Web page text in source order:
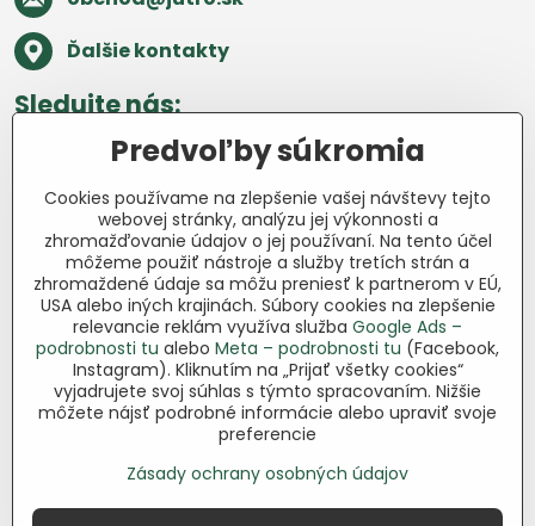
Ďalšie kontakty
Sledujte nás:
Facebook Pinterest Instagram Blog
Všetko o nákupe
Ďakujeme za podporu
Sme slovenský e-shop bez dotácií​.
Fungujeme len vďaka vám – ľuďom, ktorí
veria v poctivú prácu a lásku k pôde​. Každý
nákup na Jutro​.sk nám pomáha pokračovať
v tom, čo má zmysel – pomáhať
záhradkárom zadarmo a srdcom​.
©2026Copyright
Predvoľby súkromia
Cookies používame na zlepšenie vašej návštevy tejto
webovej stránky, analýzu jej výkonnosti a
zhromažďovanie údajov o jej používaní. Na tento účel
môžeme použiť nástroje a služby tretích strán a
zhromaždené údaje sa môžu preniesť k partnerom v EÚ,
USA alebo iných krajinách. Súbory cookies na zlepšenie
relevancie reklám využíva služba Google Ads –
podrobnosti tu alebo Meta – podrobnosti tu (Facebook,
Instagram). Kliknutím na „Prijať všetky cookies“
vyjadrujete svoj súhlas s týmto spracovaním. Nižšie
môžete nájsť podrobné informácie alebo upraviť svoje
preferencie
Zásady ochrany osobných údajov